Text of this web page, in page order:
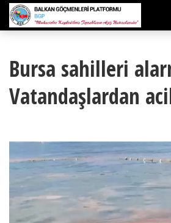
Bursa sahilleri
Vatandaşlardan